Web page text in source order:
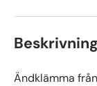
Beskrivning
Ändklämma